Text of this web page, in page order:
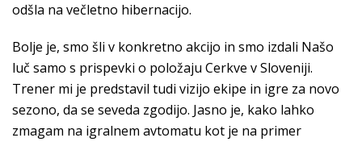
odšla na večletno hibernacijo.
Bolje je, smo šli v konkretno akcijo in smo izdali Našo
luč samo s prispevki o položaju Cerkve v Sloveniji.
Trener mi je predstavil tudi vizijo ekipe in igre za novo
sezono, da se seveda zgodijo. Jasno je, kako lahko
zmagam na igralnem avtomatu kot je na primer